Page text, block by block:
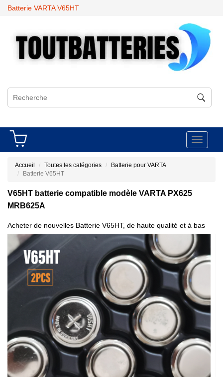
Batterie VARTA V65HT
Toggle
Accueil Toutes les catégories
Batterie pour VARTA
Batterie V65HT
V65HT batterie compatible modèle VARTA PX625
MRB625A
Acheter de nouvelles Batterie V65HT, de haute qualité et à bas
prix!